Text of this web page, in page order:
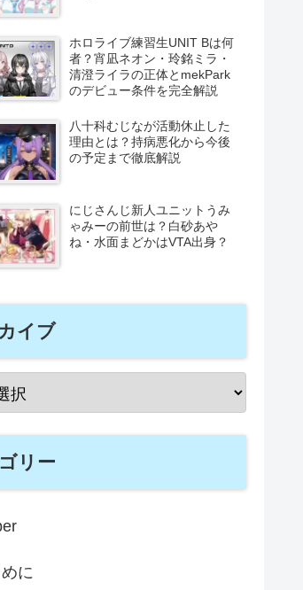
ホロライブ練習生UNIT Bは何
者？宵凪ネオン・玲銘ミラ・
清澄ライラの正体とmekPark
のデビュー条件を完全解説
八十科むじなが活動休止した
理由とは？持病悪化から今後
の予定まで徹底解説
にじさんじ新人ユニットうみ
ゃみーの前世は？白砂あや
ね・水面まどかはVTA出身？
イブ
リー
に